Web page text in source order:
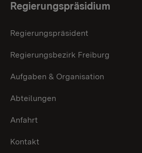
Regierungspräsidium
Regierungspräsident
Regierungsbezirk Freiburg
Aufgaben & Organisation
Abteilungen
Anfahrt
Kontakt